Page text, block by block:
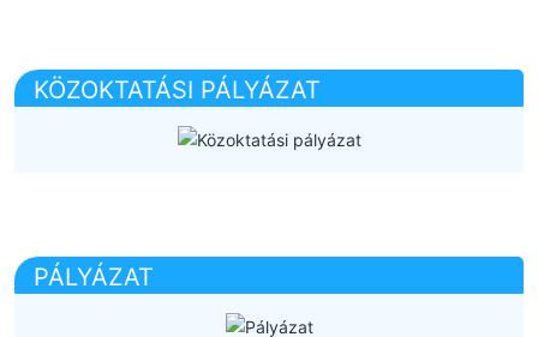
KÖZOKTATÁSI PÁLYÁZAT
PÁLYÁZAT